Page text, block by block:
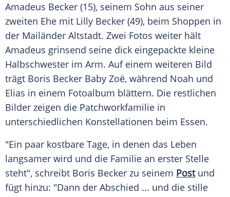
Amadeus Becker (15), seinem Sohn aus seiner
zweiten Ehe mit Lilly Becker (49), beim Shoppen in
der Mailänder Altstadt. Zwei Fotos weiter hält
Amadeus grinsend seine dick eingepackte kleine
Halbschwester im Arm. Auf einem weiteren Bild
trägt Boris Becker Baby Zoë, während Noah und
Elias in einem Fotoalbum blättern. Die restlichen
Bilder zeigen die Patchworkfamilie in
unterschiedlichen Konstellationen beim Essen.
"Ein paar kostbare Tage, in denen das Leben
langsamer wird und die Familie an erster Stelle
steht", schreibt Boris Becker zu seinem Postund
fügt hinzu: "Dann der Abschied ... und die stille